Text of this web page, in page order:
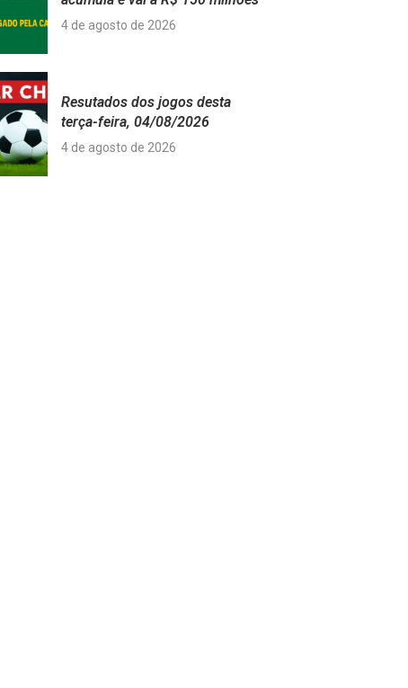
4 de agosto de 2026
Resutados dos jogos desta
terça-feira, 04/08/2026
4 de agosto de 2026